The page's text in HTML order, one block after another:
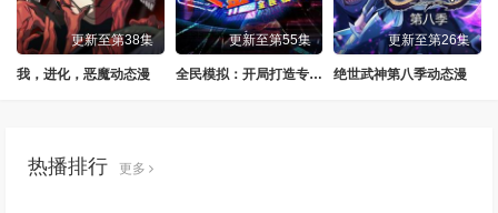
更新至第38集
我，进化，恶魔动态漫
更新至第55集
全民模拟：开局打造专属金手指动态漫
更新至第26集
绝世武神第八季动态漫
热播排行 更多